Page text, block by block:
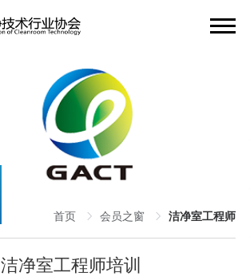
首页 会员之窗 洁净室工程师
洁净室工程师培训